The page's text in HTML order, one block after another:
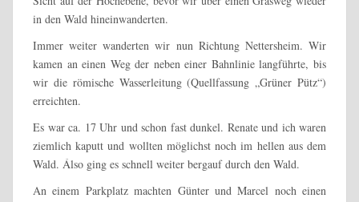
in den Wald hineinwanderten.
Immer weiter wanderten wir nun Richtung Nettersheim. Wir
kamen an einen Weg der neben einer Bahnlinie langführte, bis
wir die römische Wasserleitung (Quellfassung „Grüner Pütz“)
erreichten.
Es war ca. 17 Uhr und schon fast dunkel. Renate und ich waren
ziemlich kaputt und wollten möglichst noch im hellen aus dem
Wald. Álso ging es schnell weiter bergauf durch den Wald.
An einem Parkplatz machten Günter und Marcel noch einen